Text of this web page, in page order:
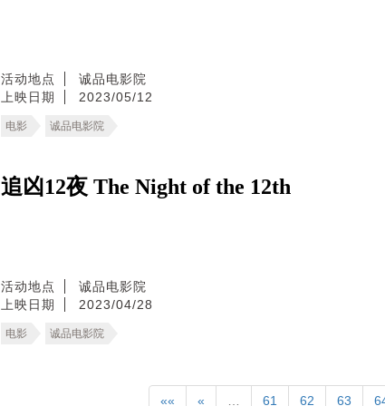
活动地点
诚品电影院
上映日期
2023/05/12
电影 诚品电影院
追凶12夜 The Night of the 12th
活动地点
诚品电影院
上映日期
2023/04/28
电影 诚品电影院
«« « 61 62 63